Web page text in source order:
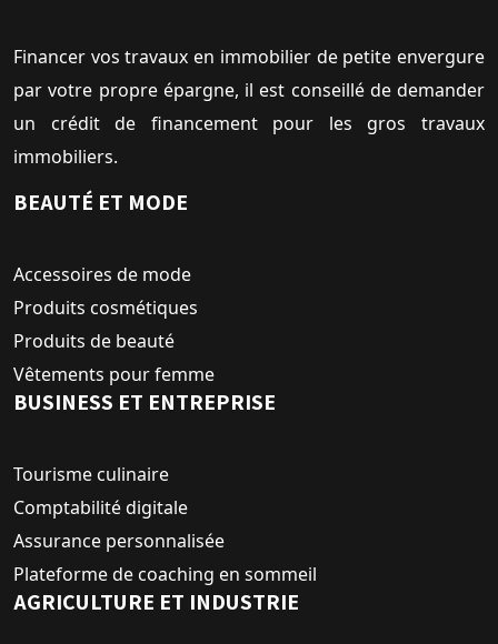
Financer vos travaux en immobilier de petite envergure
par votre propre épargne, il est conseillé de demander
un crédit de financement pour les gros travaux
immobiliers.
BEAUTÉ ET MODE
Accessoires de mode
Produits cosmétiques
Produits de beauté
Vêtements pour femme
BUSINESS ET ENTREPRISE
Tourisme culinaire
Comptabilité digitale
Assurance personnalisée
Plateforme de coaching en sommeil
AGRICULTURE ET INDUSTRIE